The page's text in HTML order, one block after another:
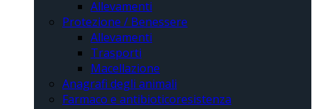
Allevamenti
Protezione / Benessere
Allevamenti
Trasporti
Macellazione
Anagrafi degli animali
Farmaco e antibioticoresistenza